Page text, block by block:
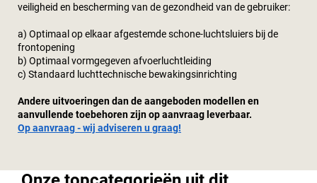
veiligheid en bescherming van de gezondheid van de gebruiker:
a) Optimaal op elkaar afgestemde schone-luchtsluiers bij de
frontopening
b) Optimaal vormgegeven afvoerluchtleiding
c) Standaard luchttechnische bewakingsinrichting
Andere uitvoeringen dan de aangeboden modellen en
aanvullende toebehoren zijn op aanvraag leverbaar.
Op aanvraag - wij adviseren u graag!